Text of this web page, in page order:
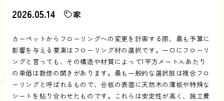
2026.05.14 家
カーペットからフローリングへの変更を計画する際、最も予算に
影響を与える要素はフローリング材の選択です。一口にフローリ
ングと言っても、その構造や材質によって1平方メートルあたり
の単価は数倍の開きがあります。最も一般的な選択肢は複合フロ
ーリングと呼ばれるもので、合板の表面に天然木の薄板や特殊な
シートを貼り合わせたものです。これらは安定性が高く、施工費